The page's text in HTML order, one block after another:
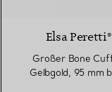
Elsa Peretti®
Großer Bone
Gelbgold, 95 mm